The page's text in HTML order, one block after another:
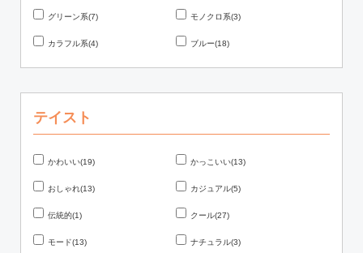
グリーン系(7) モノクロ系(3)
カラフル系(4) ブルー(18)
テイスト
かわいい(19) かっこいい(13)
おしゃれ(13) カジュアル(5)
伝統的(1) クール(27)
モード(13) ナチュラル(3)